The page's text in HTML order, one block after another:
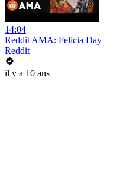
14:04
Reddit AMA: Felicia Day
Reddit
il y a 10 ans